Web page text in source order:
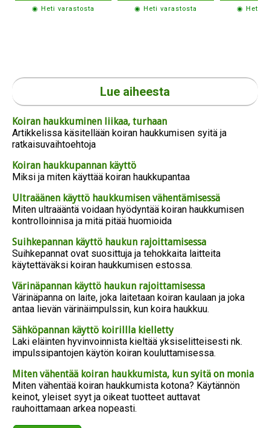
◉ Heti varastosta ◉ Heti varastosta ◉ Heti
Lue aiheesta
Koiran haukkuminen liikaa, turhaan
Artikkelissa käsitellään koiran haukkumisen syitä ja
ratkaisuvaihtoehtoja
Koiran haukkupannan käyttö
Miksi ja miten käyttää koiran haukkupantaa
Ultraäänen käyttö haukkumisen vähentämisessä
Miten ultraääntä voidaan hyödyntää koiran haukkumisen
kontrolloinnisa ja mitä pitää huomioida
Suihkepannan käyttö haukun rajoittamisessa
Suihkepannat ovat suosittuja ja tehokkaita laitteita
käytettäväksi koiran haukkumisen estossa.
Värinäpannan käyttö haukun rajoittamisessa
Värinäpanna on laite, joka laitetaan koiran kaulaan ja joka
antaa lievän värinäimpulssin, kun koira haukkuu.
Sähköpannan käyttö koirillla kielletty
Laki eläinten hyvinvoinnista kieltää yksiselitteisesti nk.
impulssipantojen käytön koiran kouluttamisessa.
Miten vähentää koiran haukkumista, kun syitä on monia
Miten vähentää koiran haukkumista kotona? Käytännön
keinot, yleiset syyt ja oikeat tuotteet auttavat
rauhoittamaan arkea nopeasti.